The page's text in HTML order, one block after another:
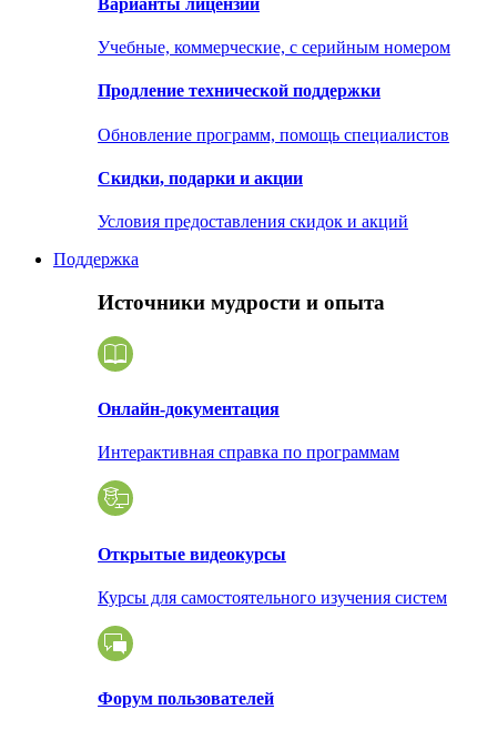
Варианты лицензий
Учебные, коммерческие, с серийным номером
Продление технической поддержки
Обновление программ, помощь специалистов
Скидки, подарки и акции
Условия предоставления скидок и акций
Поддержка
Источники мудрости и опыта
Онлайн-документация
Интерактивная справка по программам
Открытые видеокурсы
Курсы для самостоятельного изучения систем
Форум пользователей